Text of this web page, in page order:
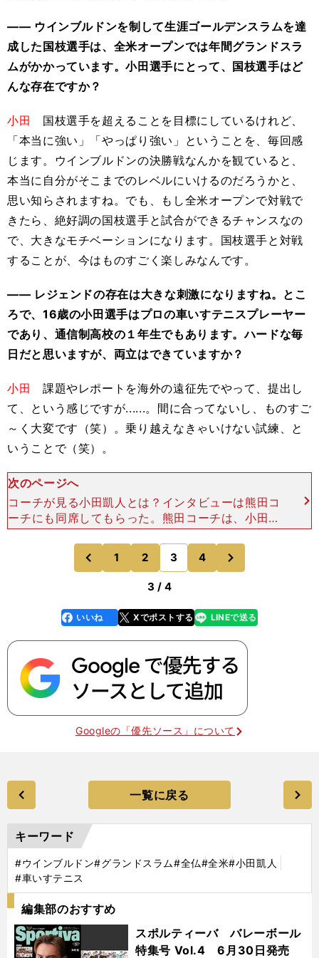
―― ウインブルドンを制して生涯ゴールデンスラムを達
成した国枝選手は、全米オープンでは年間グランドスラ
ムがかかっています。小田選手にとって、国枝選手はど
んな存在ですか？
小田
国枝選手を超えることを目標にしているけれど、
「本当に強い」「やっぱり強い」ということを、毎回感
じます。ウインブルドンの決勝戦なんかを観ていると、
本当に自分がそこまでのレベルにいけるのだろうかと、
思い知らされますね。でも、もし全米オープンで対戦で
きたら、絶好調の国枝選手と試合ができるチャンスなの
で、大きなモチベーションになります。国枝選手と対戦
することが、今はものすごく楽しみなんです。
―― レジェンドの存在は大きな刺激になりますね。とこ
ろで、16歳の小田選手はプロの車いすテニスプレーヤー
であり、通信制高校の１年生でもあります。ハードな毎
日だと思いますが、両立はできていますか？
小田
課題やレポートを海外の遠征先でやって、提出し
て、という感じですが......。間に合ってないし、ものすご
～く大変です（笑）。乗り越えなきゃいけない試練、と
いうことで（笑）。
次のページへ
コーチが見る小田凱人とは？インタビューは熊田コ
ーチにも同席してもらった。熊田コーチは、小田が
中学生のころから岐阜インターナショナルテニスク
ラブで指導している。飛躍のシーズンを迎え、挑戦
を続ける小田の
前
のページへ
1 2 3 4
のページへ
3 / 4
faceboo
k
いいね Xでポストする
line LINEで送る
Googleの「優先ソース」について
一覧に戻る
キーワード
#ウインブルドン#グランドスラム#全仏#全米#小田凱人
#車いすテニス
編集部のおすすめ
スポルティーバ バレーボール
特集号 Vol.4 6月30日発売